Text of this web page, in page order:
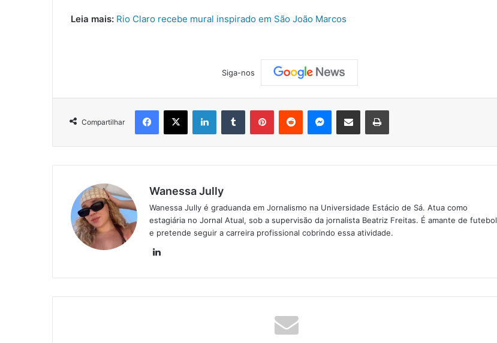
Leia mais: Rio Claro recebe mural inspirado em São João Marcos
Siga-nos
Compartilhar
Wanessa Jully
Wanessa Jully é graduanda em Jornalismo na Universidade Estácio de Sá. Atua como
estagiária no Jornal Atual, sob a supervisão da jornalista Beatriz Freitas. É amante de futebol
e pretende seguir a carreira profissional cobrindo essa atividade.
din